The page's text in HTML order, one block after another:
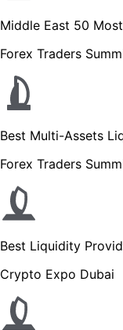
Middle East 50
Forex Traders
Best Multi-Assets
Forex Traders
Best Liquidity
Crypto Expo Dubai